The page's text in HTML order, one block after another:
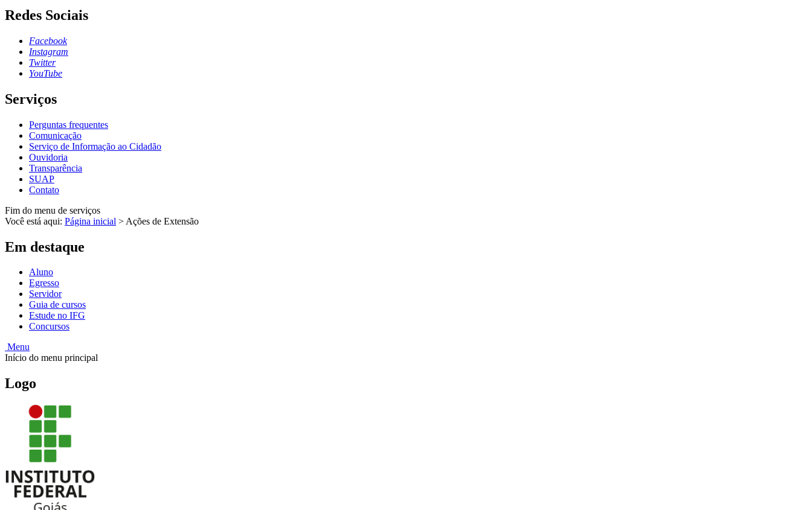
Redes Sociais
Facebook
Instagram
Twitter
YouTube
Serviços
Perguntas frequentes
Comunicação
Serviço de Informação ao Cidadão
Ouvidoria
Transparência
SUAP
Contato
Fim do menu de serviços
Você está aqui: Página inicial > Ações de Extensão
Em destaque
Aluno
Egresso
Servidor
Guia de cursos
Estude no IFG
Concursos
Menu
Início do menu principal
Logo